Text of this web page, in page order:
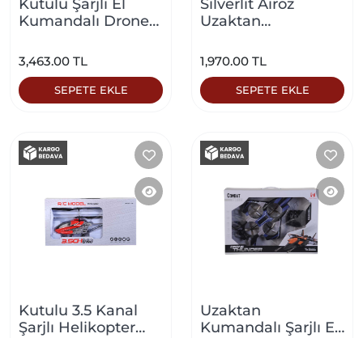
Kutulu Şarjlı El
Kumandalı Drone
3,463.00 TL
SEPETE EKLE
Silverlit Airoz
Uzaktan
Yeşil
1,970.00 TL
SEPETE EKLE
Kutulu 3.5 Kanal
Şarjlı Helikopter
Uzaktan
Kumandalı Şarjlı El